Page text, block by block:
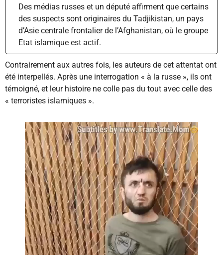
Des médias russes et un député affirment que certains
des suspects sont originaires du Tadjikistan, un pays
d’Asie centrale frontalier de l’Afghanistan, où le groupe
Etat islamique est actif.
Contrairement aux autres fois, les auteurs de cet attentat ont
été interpellés. Après une interrogation « à la russe », ils ont
témoigné, et leur histoire ne colle pas du tout avec celle des
« terroristes islamiques ».